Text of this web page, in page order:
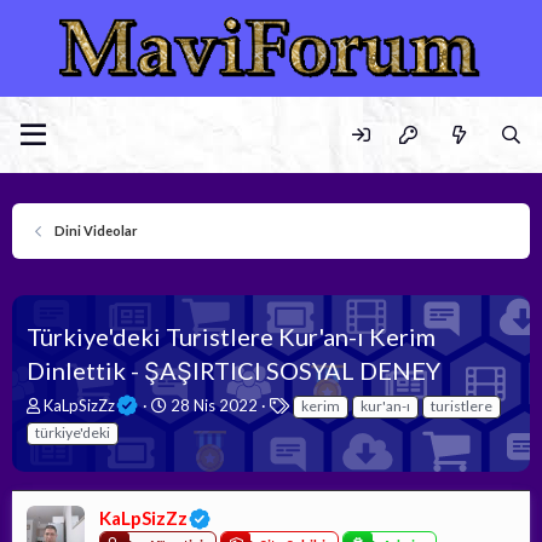
Dini Videolar
Türkiye'deki Turistlere Kur'an-ı Kerim
Dinlettik - ŞAŞIRTICI SOSYAL DENEY
K
o
n
b
u
y
u
KaLpSizZz
B
l
a
n
g
28 Nis 2022
E
t
i
k
e
l
kerim kur'an-ı
turistlere
türkiye'deki
KaLpSizZz